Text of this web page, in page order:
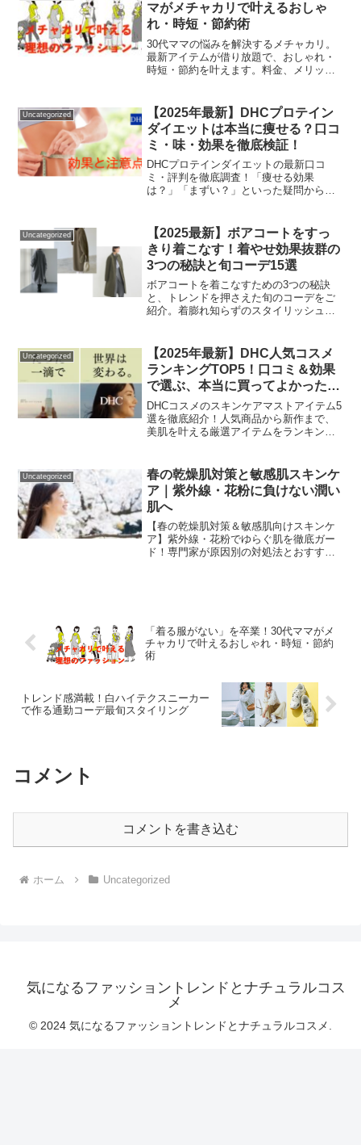
マがメチャカリで叶えるおしゃ
れ・時短・節約術
30代ママの悩みを解決するメチャカリ。
最新アイテムが借り放題で、おしゃれ・
時短・節約を叶えます。料金、メリッ
Uncategorized
【2025年最新】DHCプロテイン
ダイエットは本当に痩せる？口コ
ミ・味・効果を徹底検証！
DHCプロテインダイエットの最新口コ
ミ・評判を徹底調査！「痩せる効果
は？」「まずい？」といった疑問から、
せんか？
Uncategorized
【2025最新】ボアコートをすっ
きり着こなす！着やせ効果抜群の
3つの秘訣と旬コーデ15選
ボアコートを着こなすための3つの秘訣
と、トレンドを押さえた旬のコーデをご
紹介。着膨れ知らずのスタイリッシュな
されます！
Uncategorized
【2025年最新】DHC人気コスメ
ランキングTOP5！口コミ＆効果
で選ぶ、本当に買ってよかったア
イテム大公開
DHCコスメのスキンケアマストアイテム5
選を徹底紹介！人気商品から新作まで、
美肌を叶える厳選アイテムをランキング
く解説。DHCファンはもちろん、スキン
ケア初心者にもおすすめの必携アイテム
がわかる
Uncategorized
春の乾燥肌対策と敏感肌スキンケ
ア｜紫外線・花粉に負けない潤い
肌へ
【春の乾燥肌対策＆敏感肌向けスキンケ
ア】紫外線・花粉でゆらぐ肌を徹底ガー
ド！専門家が原因別の対処法とおすすめ
「着る服がない」を卒業！30代ママがメ
チャカリで叶えるおしゃれ・時短・節約
術
トレンド感満載！白ハイテクスニーカー
で作る通勤コーデ最旬スタイリング
コメント
コメントを書き込む
ホーム Uncategorized
気になるファッショントレンドとナチュラルコス
メ
© 2024 気になるファッショントレンドとナチュラルコスメ.